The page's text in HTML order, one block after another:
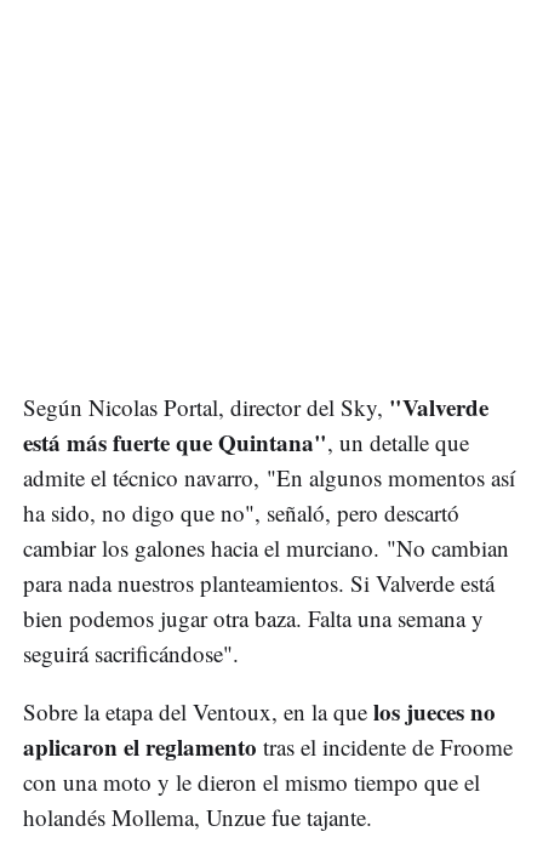
Según Nicolas Portal, director del Sky, "Valverde
está más fuerte que Quintana", un detalle que
admite el técnico navarro, "En algunos momentos así
ha sido, no digo que no", señaló, pero descartó
cambiar los galones hacia el murciano. "No cambian
para nada nuestros planteamientos. Si Valverde está
bien podemos jugar otra baza. Falta una semana y
seguirá sacrificándose".
Sobre la etapa del Ventoux, en la que los jueces no
aplicaron el reglamento tras el incidente de Froome
con una moto y le dieron el mismo tiempo que el
holandés Mollema, Unzue fue tajante.